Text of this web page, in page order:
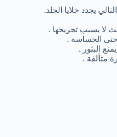
يجدد خلايا الجلد.
يسبب تجريحها .
حتى الحساسة .
البثور .
متألقة .